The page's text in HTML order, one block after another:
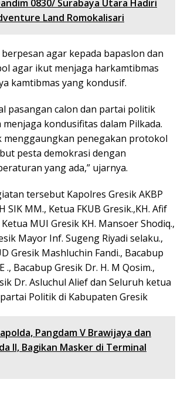
0830/ Surabaya Utara Hadiri
Land Romokalisari
agar kepada bapaslon dan
agar ikut menjaga harkamtibmas
kamtibmas yang kondusif.
pasangan calon dan partai politik
kondusifitas dalam Pilkada.
penegakan protokol
pesta demokrasi dengan
yang ada,” ujarnya.
tersebut Kapolres Gresik AKBP
SIK MM., Ketua FKUB Gresik.,KH. Afif
MUI Gresik KH. Mansoer Shodiq.,
Mayor Inf. Sugeng Riyadi selaku.,
Gresik Mashluchin Fandi., Bacabup
., Bacabup Gresik Dr. H. M Qosim.,
Dr. Asluchul Alief dan Seluruh ketua
Politik di Kabupaten Gresik
Pangdam V Brawijaya dan
II, Bagikan Masker di Terminal